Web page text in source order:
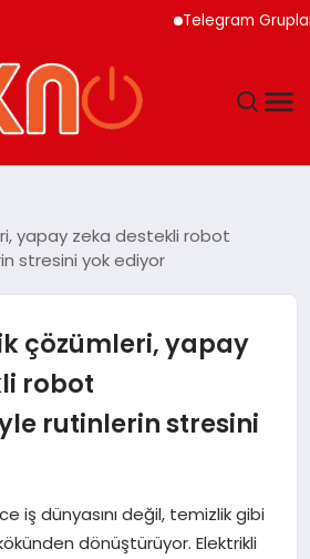
Telegram Grupları
yapay zeka destekli robot
stresini yok ediyor
çözümleri, yapay
robot
rutinlerin stresini
iş dünyasını değil, temizlik gibi
dönüştürüyor. Elektrikli